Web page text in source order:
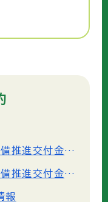
令和8年度 地方創生道整備推進交付金事業 村道6-538号線 道路改良工事 神戸4工区
令和8年度 地方創生道整備推進交付金事業 村道6-538号線 道路改良工事 神戸5工区
報